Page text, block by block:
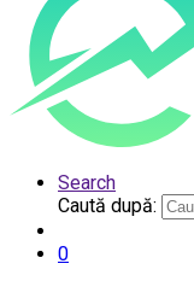
Search
Caută după:
0